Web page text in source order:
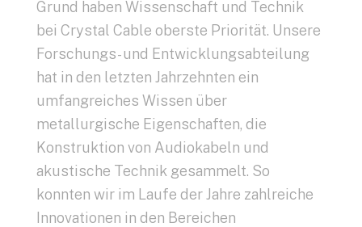
Grund haben Wissenschaft und Technik
bei Crystal Cable oberste Priorität. Unsere
Forschungs- und Entwicklungsabteilung
hat in den letzten Jahrzehnten ein
umfangreiches Wissen über
metallurgische Eigenschaften, die
Konstruktion von Audiokabeln und
akustische Technik gesammelt. So
konnten wir im Laufe der Jahre zahlreiche
Innovationen in den Bereichen